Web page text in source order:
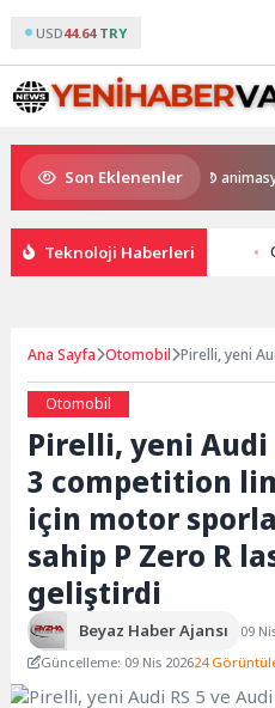
USD44.64 TRY
Son Eklenenler
Kral Türkiye’nin ilk IMAX® animasyon
Teknoloji Haberleri
Ana Sayfa Otomobil Pirelli, yeni
Otomobil
Pirelli, yeni Audi
3 competition
için motor
sahip P Zero R
geliştirdi
Beyaz Haber Ajansı
09
Güncelleme: 09 Nis 202624